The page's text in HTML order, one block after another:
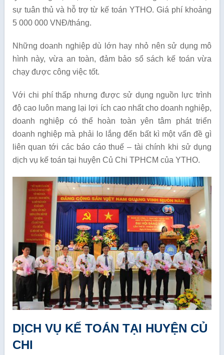
sự tuân thủ và hỗ trợ từ kế toán YTHO. Giá phí khoảng
5 000 000 VNĐ/tháng.
Những doanh nghiệp dù lớn hay nhỏ nên sử dụng mô
hình này, vừa an toàn, đảm bảo sổ sách kế toán vừa
chạy được công việc tốt.
Với chi phí thấp nhưng được sử dụng nguồn lực trình
độ cao luôn mang lại lợi ích cao nhất cho doanh nghiệp,
doanh nghiệp có thể hoàn toàn yên tâm phát triển
doanh nghiệp mà phải lo lắng đến bất kì một vấn đề gì
liên quan tới các báo cáo thuế – tài chính khi sử dụng
dịch vụ kế toán tại huyện Củ Chi TPHCM của YTHO.
DỊCH VỤ KẾ TOÁN TẠI HUYỆN CỦ
CHI